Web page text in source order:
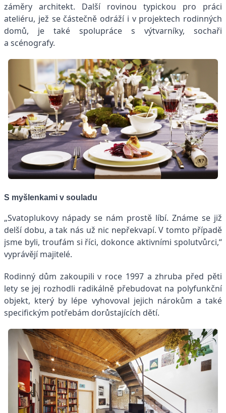
záměry architekt. Další rovinou typickou pro práci
ateliéru, jež se částečně odráží i v projektech rodinných
domů, je také spolupráce s výtvarníky, sochaři
a scénografy.
S myšlenkami v souladu
„Svatoplukovy nápady se nám prostě líbí. Známe se již
delší dobu, a tak nás už nic nepřekvapí. V tomto případě
jsme byli, troufám si říci, dokonce aktivními spolutvůrci,“
vyprávějí majitelé.
Rodinný dům zakoupili v roce 1997 a zhruba před pěti
lety se jej rozhodli radikálně přebudovat na polyfunkční
objekt, který by lépe vyhovoval jejich nárokům a také
specifickým potřebám dorůstajících dětí.